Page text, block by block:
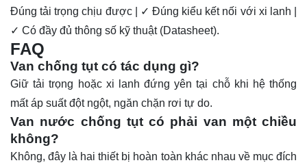
Đúng tải trọng chịu được | ✓ Đúng kiểu kết nối với xi lanh |
✓ Có đầy đủ thông số kỹ thuật (Datasheet).
FAQ
Van chống tụt có tác dụng gì?
Giữ tải trọng hoặc xi lanh đứng yên tại chỗ khi hệ thống
mất áp suất đột ngột, ngăn chặn rơi tự do.
Van nước chống tụt có phải van một chiều
không?
Không, đây là hai thiết bị hoàn toàn khác nhau về mục đích